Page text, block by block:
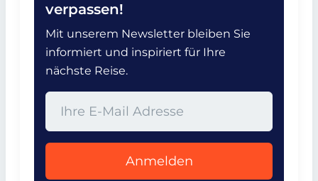
verpassen!
Mit unserem Newsletter bleiben Sie
informiert und inspiriert für Ihre
nächste Reise.
Anmelden